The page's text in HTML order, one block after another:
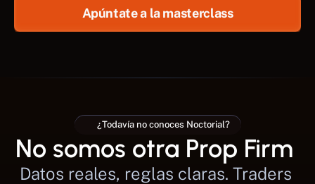
Apúntate a la masterclass
¿Todavía no conoces Noctorial?
No somos otra Prop Firm
Datos reales, reglas claras. Traders